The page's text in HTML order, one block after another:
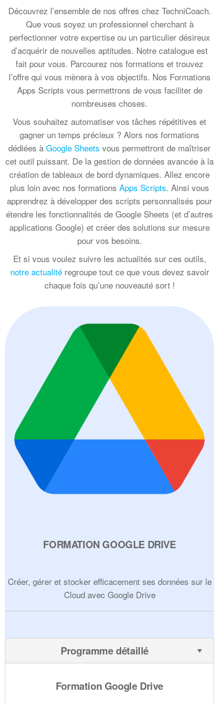
Découvrez l’ensemble de nos offres chez TechniCoach.
Que vous soyez un professionnel cherchant à
perfectionner votre expertise ou un particulier désireux
d’acquérir de nouvelles aptitudes. Notre catalogue est
fait pour vous. Parcourez nos formations et trouvez
l’offre qui vous mènera à vos objectifs. Nos Formations
Apps Scripts vous permettrons de vous faciliter de
nombreuses choses.
Vous souhaitez automatiser vos tâches répétitives et
gagner un temps précieux ? Alors nos formations
dédiées à Google Sheets vous permettront de maîtriser
cet outil puissant. De la gestion de données avancée à la
création de tableaux de bord dynamiques. Allez encore
plus loin avec nos formations Apps Scripts. Ainsi vous
apprendrez à développer des scripts personnalisés pour
étendre les fonctionnalités de Google Sheets (et d’autres
applications Google) et créer des solutions sur mesure
pour vos besoins.
Et si vous voulez suivre les actualités sur ces outils,
notre actualitéregroupe tout ce que vous devez savoir
chaque fois qu’une nouveauté sort !
FORMATION GOOGLE DRIVE
Créer, gérer et stocker efficacement ses données sur le
Cloud avec Google Drive
Programme détaillé
Formation Google Drive